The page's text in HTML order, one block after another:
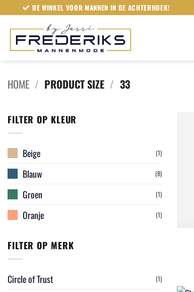
inhoud
DE WINKEL VOOR MANNEN IN DE ACHTERHOEK!
HOME / PRODUCT SIZE / 33
FILTER OP KLEUR
Beige (1)
Blauw (8)
Groen (1)
Oranje (1)
FILTER OP MERK
Circle of Trust (1)